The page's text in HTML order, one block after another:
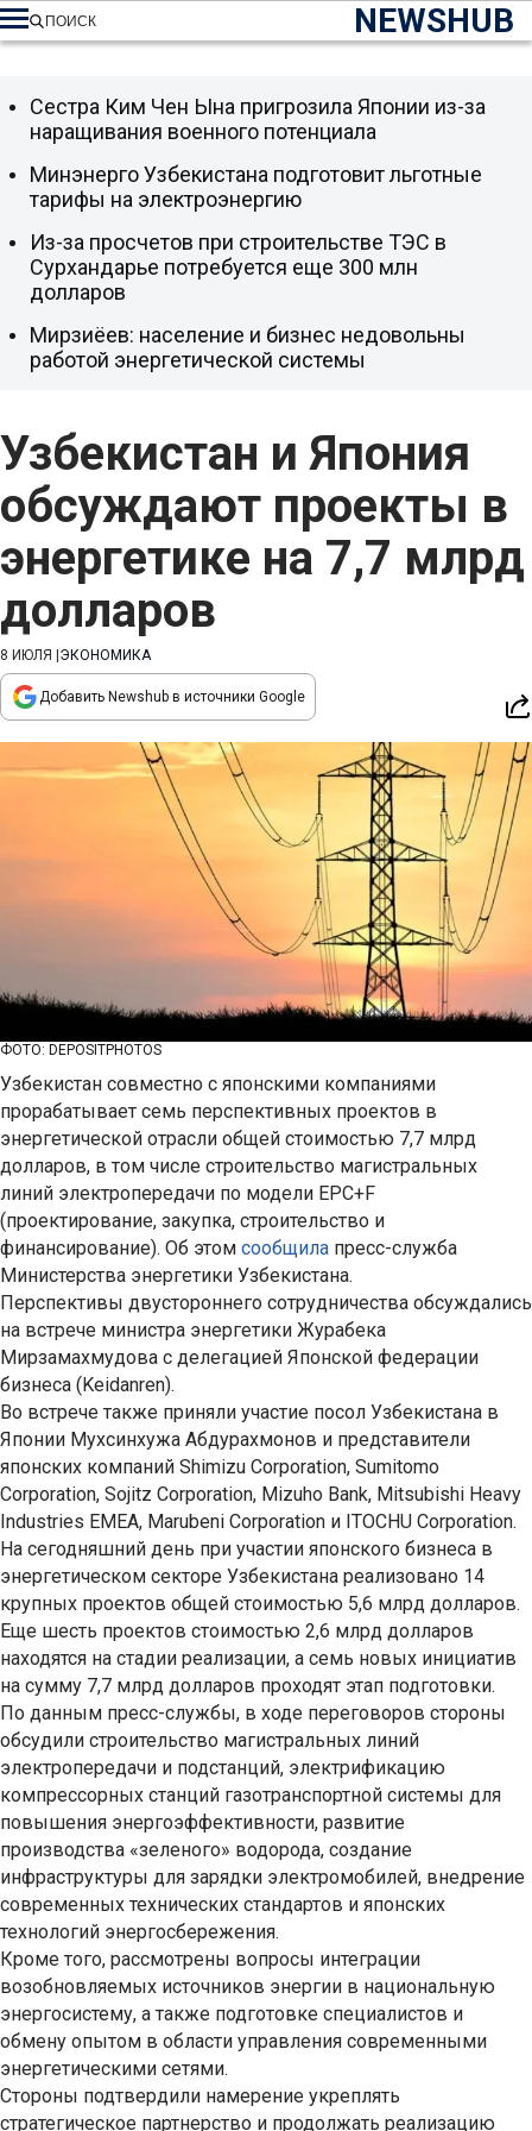
NEWSHUB
ПОИСК
Узбекистан и Япония
обсуждают проекты в
энергетике на 7,7 млрд
долларов
8 ИЮЛЯ ЭКОНОМИКА
Добавить Newshub в источники Google
ФОТО: DEPOSITPHOTOS
Узбекистан совместно с японскими компаниями
прорабатывает семь перспективных проектов в
энергетической отрасли общей стоимостью 7,7 млрд
долларов, в том числе строительство магистральных
линий электропередачи по модели EPC+F
(проектирование, закупка, строительство и
финансирование). Об этом сообщила пресс-служба
Министерства энергетики Узбекистана.
Перспективы двустороннего сотрудничества обсуждались
на встрече министра энергетики Журабека
Мирзамахмудова с делегацией Японской федерации
бизнеса (Keidanren).
Во встрече также приняли участие посол Узбекистана в
Японии Мухсинхужа Абдурахмонов и представители
японских компаний Shimizu Corporation, Sumitomo
Corporation, Sojitz Corporation, Mizuho Bank, Mitsubishi Heavy
Industries EMEA, Marubeni Corporation и ITOCHU Corporation.
На сегодняшний день при участии японского бизнеса в
энергетическом секторе Узбекистана реализовано 14
крупных проектов общей стоимостью 5,6 млрд долларов.
Еще шесть проектов стоимостью 2,6 млрд долларов
находятся на стадии реализации, а семь новых инициатив
на сумму 7,7 млрд долларов проходят этап подготовки.
По данным пресс-службы, в ходе переговоров стороны
обсудили строительство магистральных линий
электропередачи и подстанций, электрификацию
компрессорных станций газотранспортной системы для
повышения энергоэффективности, развитие
производства «зеленого» водорода, создание
инфраструктуры для зарядки электромобилей, внедрение
современных технических стандартов и японских
технологий энергосбережения.
Кроме того, рассмотрены вопросы интеграции
возобновляемых источников энергии в национальную
энергосистему, а также подготовке специалистов и
обмену опытом в области управления современными
энергетическими сетями.
Стороны подтвердили намерение укреплять
стратегическое партнерство и продолжать реализацию
Сестра Ким Чен Ына пригрозила Японии из-за
наращивания военного потенциала
Минэнерго Узбекистана подготовит льготные
тарифы на электроэнергию
Из-за просчетов при строительстве ТЭС в
Сурхандарье потребуется еще 300 млн
долларов
Мирзиёев: население и бизнес недовольны
работой энергетической системы